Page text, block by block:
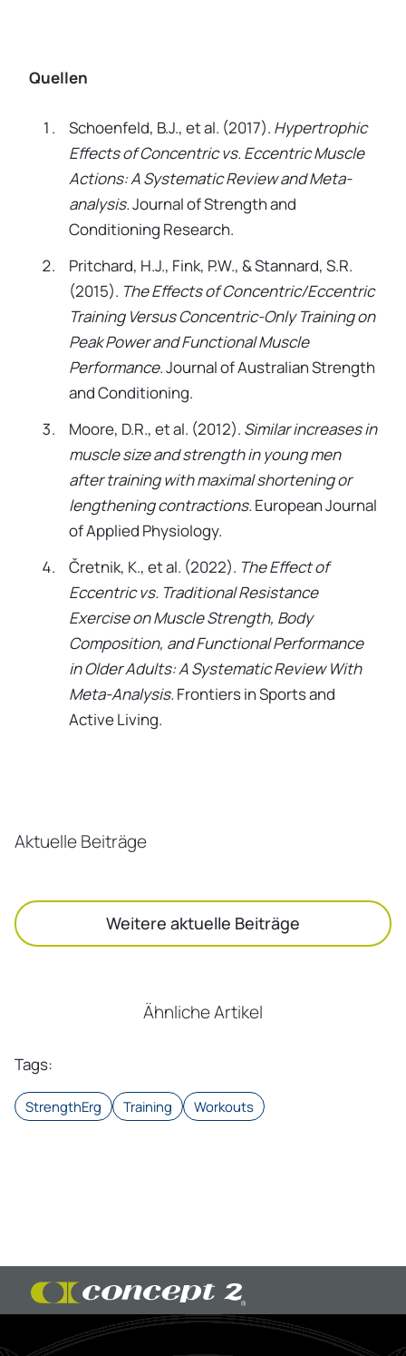
Quellen
Schoenfeld, B.J., et al. (2017). Hypertrophic
Effects of Concentric vs. Eccentric Muscle
Actions: A Systematic Review and Meta-
analysis.Journal of Strength and
Conditioning Research.
Pritchard, H.J., Fink, P.W., & Stannard, S.R.
(2015). The Effects of Concentric/Eccentric
Training Versus Concentric-Only Training on
Peak Power and Functional Muscle
Performance.Journal of Australian Strength
and Conditioning.
Moore, D.R., et al. (2012). Similar increases in
muscle size and strength in young men
after training with maximal shortening or
lengthening contractions. European Journal
of Applied Physiology.
Čretnik, K., et al. (2022). The Effect of
Eccentric vs. Traditional Resistance
Exercise on Muscle Strength, Body
Composition, and Functional Performance
in Older Adults: A Systematic Review With
Meta-Analysis. Frontiers in Sports and
Active Living.
Aktuelle Beiträge
Weitere aktuelle Beiträge
Ähnliche Artikel
Tags:
StrengthErg Training Workouts